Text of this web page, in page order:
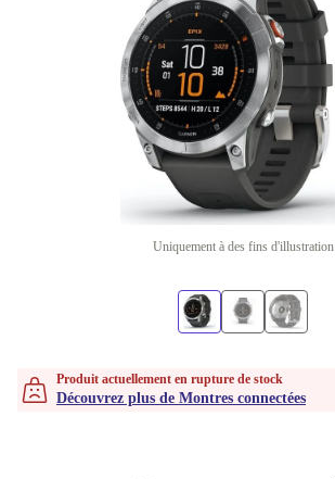
Uniquement à des fins d'illustration
Produit actuellement en rupture de stock
Découvrez plus de Montres connectées